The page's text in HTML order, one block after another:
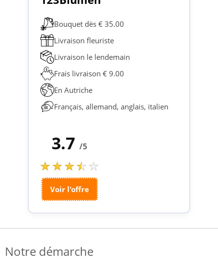
Bouquet dès € 35.00
Livraison fleuriste
Livraison le lendemain
Frais livraison € 9.00
En Autriche
Français, allemand, anglais, italien
3.7/5
Voir l'offre
Notre démarche